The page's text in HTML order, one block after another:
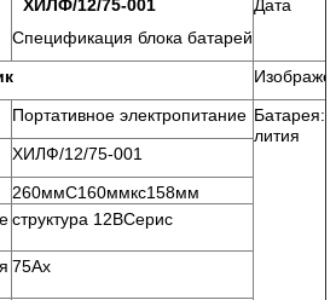
ХИЛФ/12/75-001
Спецификация блока батарей
Дата
Портативное электропитание Батарея:
лития
ХИЛФ/12/75-001
260ммС160ммкс158мм
структура 12ВСерис
75Ах